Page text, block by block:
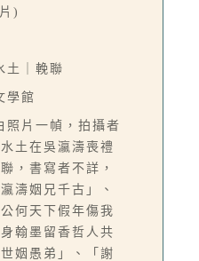
)
土｜輓聯
學館
照片一幀，拍攝者
土在吳瀛濤喪禮
，書寫者不詳，
濤姻兄千古」、
何天下假年傷我
翰墨留香哲人共
姻愚弟」、「謝